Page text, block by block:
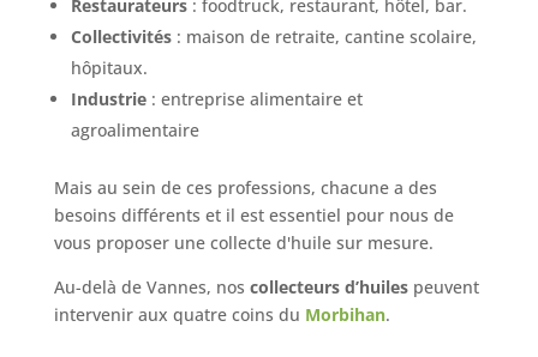
Restaurateurs : foodtruck, restaurant, hôtel, bar.
Collectivités : maison de retraite, cantine scolaire,
hôpitaux.
Industrie : entreprise alimentaire et
agroalimentaire
Mais au sein de ces professions, chacune a des
besoins différents et il est essentiel pour nous de
vous proposer une collecte d'huile sur mesure.
Au-delà de Vannes, nos collecteurs d’huilespeuvent
intervenir aux quatre coins du Morbihan.